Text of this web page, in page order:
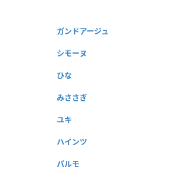
ガンドアージュ
シモーヌ
ひな
みささぎ
ユキ
ハインツ
パルモ